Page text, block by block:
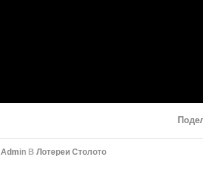
AdminВ Лотереи Столото